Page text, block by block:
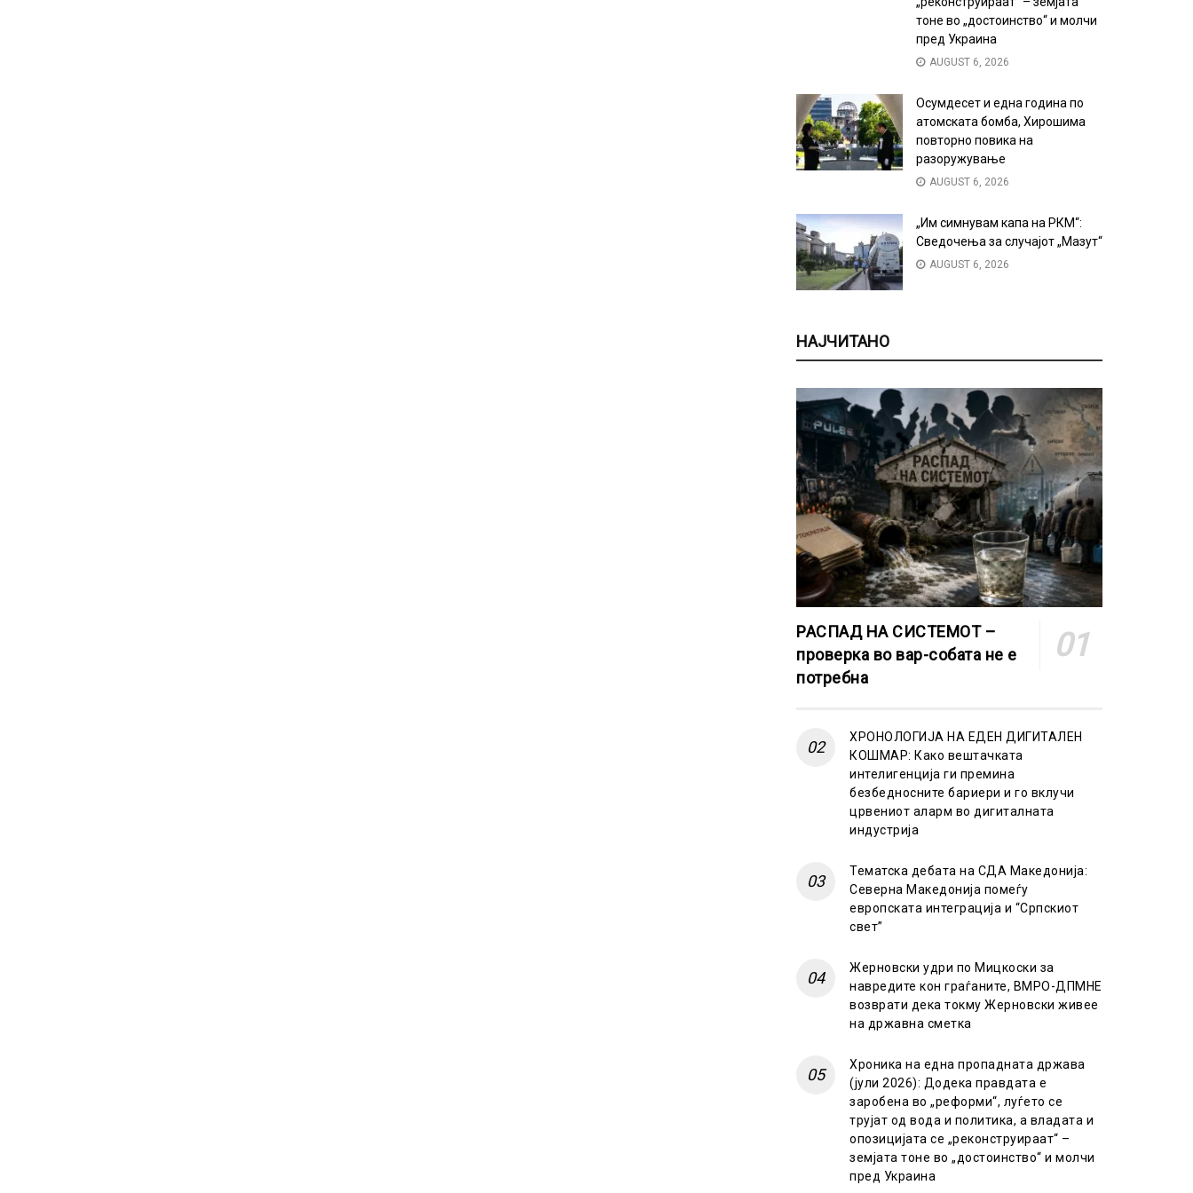
тоне во „достоинство“ и молчи
пред Украина
AUGUST 6, 2026
Осумдесет и една година по
атомската бомба, Хирошима
повторно повика на
разоружување
AUGUST 6, 2026
„Им симнувам капа на РКМ“:
Сведочења за случајот „Мазут“
AUGUST 6, 2026
НАЈЧИТАНО
РАСПАД НА СИСТЕМОТ –
проверка во вар-собата не е
потребна
ХРОНОЛОГИЈА НА ЕДЕН ДИГИТАЛЕН
КОШМАР: Како вештачката
интелигенција ги премина
безбедносните бариери и го вклучи
црвениот аларм во дигиталната
индустрија
Тематска дебата на СДА Македонија:
Северна Македонија помеѓу
европската интеграција и “Српскиот
свет”
Жерновски удри по Мицкоски за
навредите кон граѓаните, ВМРО-ДПМНЕ
возврати дека токму Жерновски живее
на државна сметка
Хроника на една пропадната држава
(јули 2026): Додека правдата е
заробена во „реформи“, луѓето се
трујат од вода и политика, а владата и
опозицијата се „реконструираат“ –
земјата тоне во „достоинство“ и молчи
пред Украина